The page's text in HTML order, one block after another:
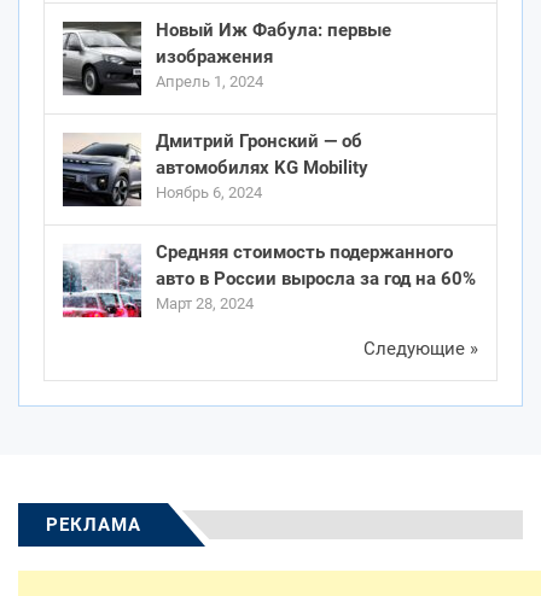
Новый Иж Фабула: первые
изображения
Апрель 1, 2024
Дмитрий Гронский — об
автомобилях KG Mobility
Ноябрь 6, 2024
Средняя стоимость подержанного
авто в России выросла за год на 60%
Март 28, 2024
Следующие »
РЕКЛАМА